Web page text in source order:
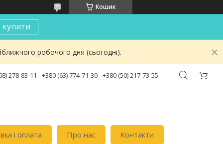
Кошик
купити
робочого дня (сьогодні).
278-83-11 +380 (63) 774-71-30 +380 (50) 217-73-55
i оплата Про нас Контакти